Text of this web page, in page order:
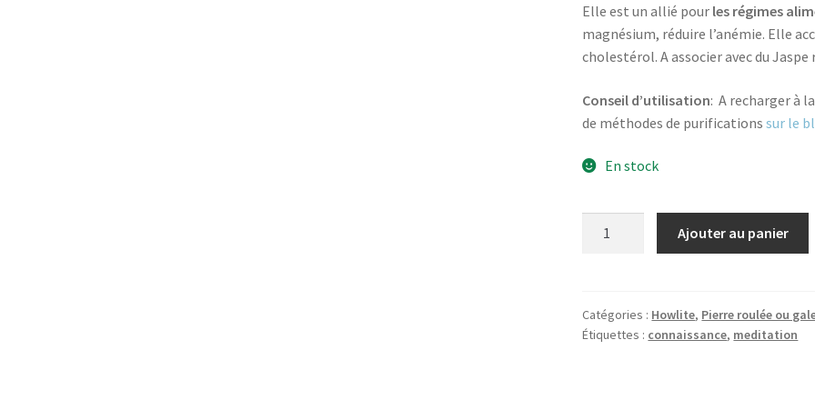
Elle est un allié pour les régimes
magnésium, réduire l’anémie. Elle
cholestérol. A associer avec du Jaspe
Conseil d’utilisation: A recharger à
de méthodes de purificationssur le
En stock
Ajouter au panier
Catégories : Howlite, Pierre roulée ou
Étiquettes : connaissance, meditation